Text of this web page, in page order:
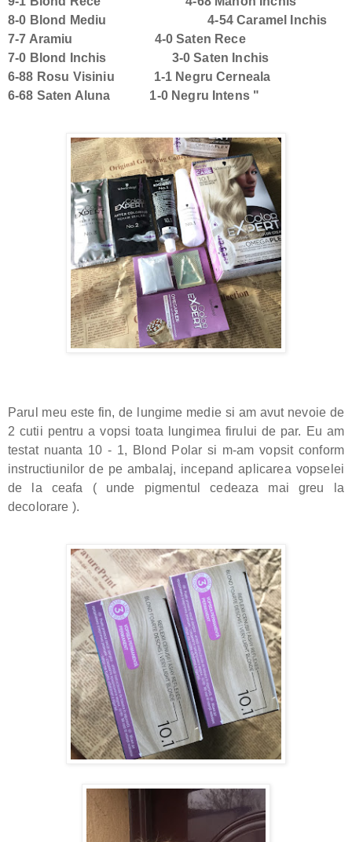
8-0 Blond Mediu 4-54 Caramel Inchis
7-7 Aramiu 4-0 Saten Rece
7-0 Blond Inchis 3-0 Saten Inchis
6-88 Rosu Visiniu 1-1 Negru Cerneala
6-68 Saten Aluna 1-0 Negru Intens "
Parul meu este fin, de lungime medie si am avut nevoie de
2 cutii pentru a vopsi toata lungimea firului de par. Eu am
testat nuanta 10 - 1, Blond Polar si m-am vopsit conform
instructiunilor de pe ambalaj, incepand aplicarea vopselei
de la ceafa ( unde pigmentul cedeaza mai greu la
decolorare ).